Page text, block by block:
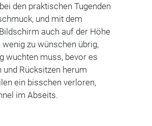
den praktischen Tugenden
und mit dem
auch auf der Höhe
zu wünschen übrig,
wuchten muss, bevor es
Rücksitzen herum
ein bisschen verloren,
im Abseits.